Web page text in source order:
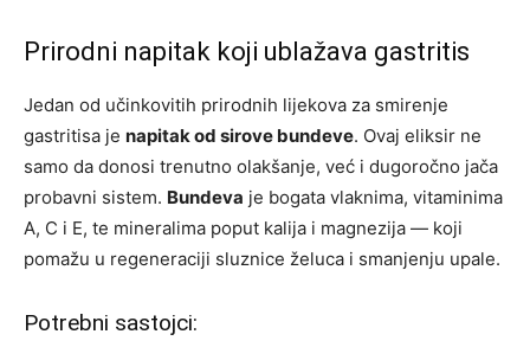
Prirodni napitak koji ublažava gastritis
Jedan od učinkovitih prirodnih lijekova za smirenje
gastritisa je napitak od sirove bundeve. Ovaj eliksir ne
samo da donosi trenutno olakšanje, već i dugoročno jača
probavni sistem. Bundeva je bogata vlaknima, vitaminima
A, C i E, te mineralima poput kalija i magnezija — koji
pomažu u regeneraciji sluznice želuca i smanjenju upale.
Potrebni sastojci: